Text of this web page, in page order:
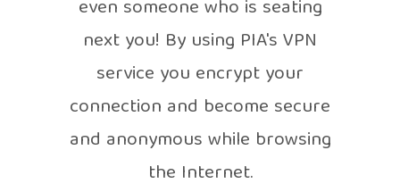
even someone who is seating
next you! By using PIA's VPN
service you encrypt your
connection and become secure
and anonymous while browsing
the Internet.